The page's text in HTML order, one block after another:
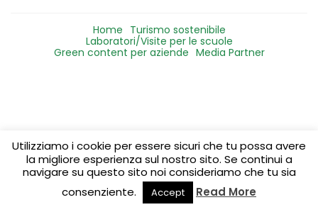
Home Turismo sostenibile
Laboratori/Visite per le scuole
Green content per aziende Media Partner
Utilizziamo i cookie per essere sicuri che tu possa avere
la migliore esperienza sul nostro sito. Se continui a
navigare su questo sito noi consideriamo che tu sia
consenziente.
Accept Read More